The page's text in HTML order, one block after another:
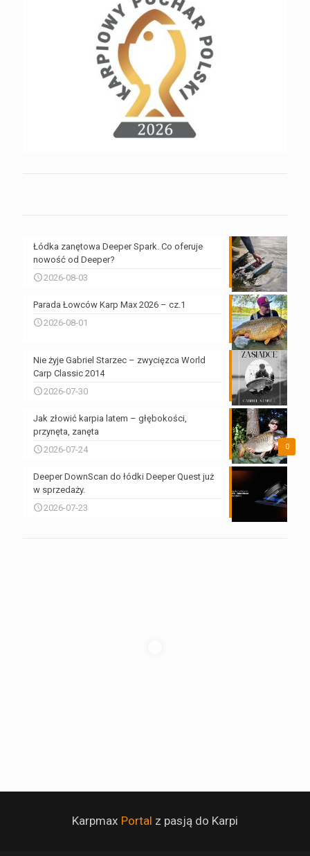
Łódka zanętowa Deeper Spark. Co oferuje
nowość od Deeper?
2026-08-03
Parada Łowców Karp Max 2026 – cz.1
2026-08-01
Nie żyje Gabriel Starzec – zwycięzca World
Carp Classic 2014
2026-07-30
0
Jak złowić karpia latem – głębokości,
przynęta, zanęta
2026-07-24
Deeper DownScan do łódki Deeper Quest już
w sprzedaży.
2026-07-23
Karpmax Portal z pasją do Karpi